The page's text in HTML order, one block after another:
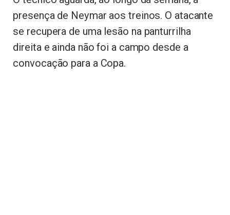
presença de Neymar aos treinos. O atacante
se recupera de uma lesão na panturrilha
direita e ainda não foi a campo desde a
convocação para a Copa.